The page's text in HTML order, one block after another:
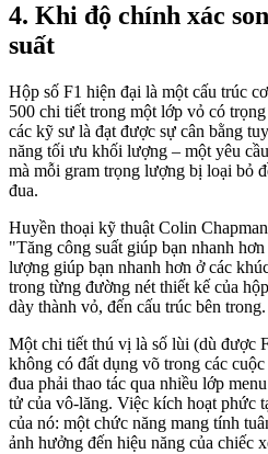
Khi độ chính xác
suất
Hộp số F1 hiện đại là một cấu trúc
500 chi tiết trong một lớp vỏ có
các kỹ sư là đạt được sự cân bằng
năng tối ưu khối lượng – một yêu
mà mỗi gram trọng lượng bị loại bỏ
đua.
Huyền thoại kỹ thuật Colin
"Tăng công suất giúp bạn nhanh
lượng giúp bạn nhanh hơn ở các
trong từng đường nét thiết kế của
dày thành vỏ, đến cấu trúc bên trong.
Một chi tiết thú vị là số lùi (dù được
không có đất dụng võ trong các
đua phải thao tác qua nhiều lớp
tử của vô-lăng. Việc kích hoạt phức
của nó: một chức năng mang tính
ảnh hưởng đến hiệu năng của chiếc